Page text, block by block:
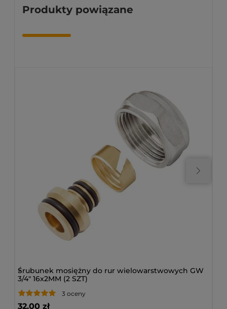
Produkty powiązane
>
Śrubunek mosiężny do rur wielowarstwowych GW
3/4" 16x2MM (2 SZT)
3 oceny
32,00 zł